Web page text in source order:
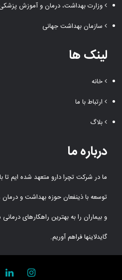
وزارت بهداشت، درمان و آموزش
سازمان بهداشت جهانی
لینک ها
خانه
ارتباط با ما
بلاگ
درباره ما
ما در شرکت تچرا دارو متعهد شده ایم تا
توسعه با ذینفعان حوزه بهداشت و
و بیماران را به بهترین راهکارهای درمانی
گایدلاینها فراهم آوریم.